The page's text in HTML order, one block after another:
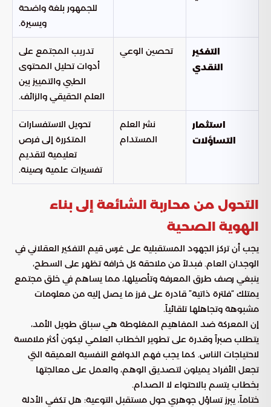
للجمهور بلغة واضحة
ويسيرة.
التفكير
النقدي
تحصين الوعي
تدريب المجتمع على
أدوات تحليل المحتوى
الطبي والتمييز بين
العلم الحقيقي والزائف.
استثمار
التساؤلات
نشر العلم
المستدام
تحويل الاستفسارات
المتكررة إلى فرص
تعليمية لتقديم
تفسيرات علمية رصينة.
التحول من محاربة الشائعة إلى بناء
الهوية الصحية
يجب أن تركز الجهود المستقبلية على غرس قيم التفكير العقلاني في
الوجدان العام. فبدلاً من ملاحقة كل خرافة تظهر على السطح،
ينبغي رصف طرق المعرفة وتأصيلها، مما يساهم في خلق مجتمع
يمتلك “فلترة ذاتية” قادرة على فرز ما يصل إليه من معلومات
مشبوهة وتجاهلها تلقائياً.
إن المعركة ضد المفاهيم المغلوطة هي سباق طويل الأمد،
يتطلب صبراً وقدرة على تطوير الخطاب العلمي ليكون أكثر ملامسة
لاحتياجات الناس. كما يجب فهم الدوافع النفسية العميقة التي
تجعل الأفراد يميلون لتصديق الوهم، والعمل على معالجتها
بخطاب يتسم بالاحتواء لا الصدام.
ختاماً، يبرز تساؤل جوهري حول مستقبل التوعية: هل تكفي الأدلة